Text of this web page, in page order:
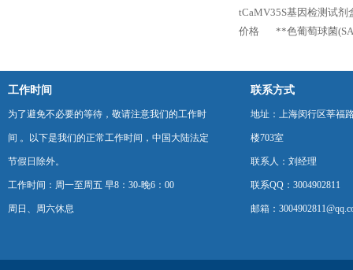
tCaMV35S基因检测试剂
价格
**色葡萄球菌
工作时间
为了避免不必要的等待，敬请注意我们的工作时
间 。以下是我们的正常工作时间，中国大陆法定
节假日除外。
工作时间：周一至周五 早8：30-晚6：00
周日、周六休息
联系方式
地址：上海闵行区莘福
楼703室
联系人：刘经理
联系QQ：3004902811
邮箱：